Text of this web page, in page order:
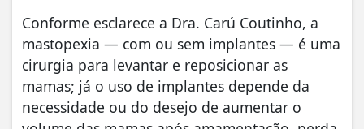
Conforme esclarece a Dra. Carú Coutinho, a
mastopexia — com ou sem implantes — é uma
cirurgia para levantar e reposicionar as
mamas; já o uso de implantes depende da
necessidade ou do desejo de aumentar o